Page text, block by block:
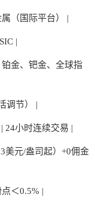
（国际平台） |
|
金、钯金、全球指
调节） |
24小时连续交易 |
美元/盎司起）+0佣金
＜0.5% |